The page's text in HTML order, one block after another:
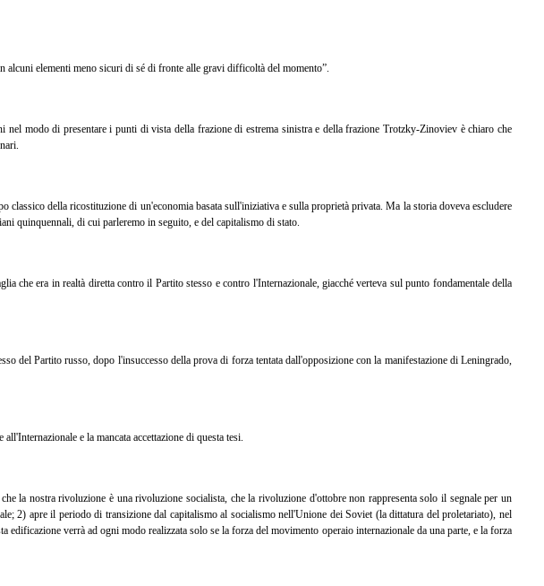
elementi meno sicuri di sé di fronte alle gravi difficoltà del momento”.
nel modo di presentare i punti di vista della frazione di estrema sinistra e della frazione Trotzky-Zinoviev è chiaro che
classico della ricostituzione di un'economia basata sull'iniziativa e sulla proprietà privata. Ma la storia doveva escludere
quinquennali, di cui parleremo in seguito, e del capitalismo di stato.
che era in realtà diretta contro il Partito stesso e contro l'Internazionale, giacché verteva sul punto fondamentale della
del Partito russo, dopo l'insuccesso della prova di forza tentata dall'opposizione con la manifestazione di Leningrado,
e la mancata accettazione di questa tesi.
la nostra rivoluzione è una rivoluzione socialista, che la rivoluzione d'ottobre non rappresenta solo il segnale per un
2) apre il periodo di transizione dal capitalismo al socialismo nell'Unione dei Soviet (la dittatura del proletariato), nel
verrà ad ogni modo realizzata solo se la forza del movimento operaio internazionale da una parte, e la forza